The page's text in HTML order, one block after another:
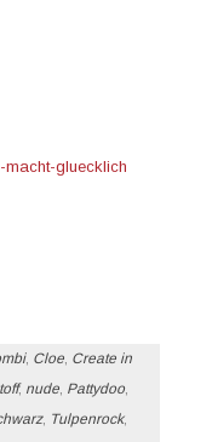
, Cloe, Create in
, nude, Pattydoo,
, Tulpenrock,